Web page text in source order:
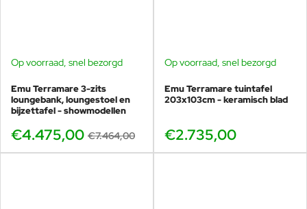
BUNDELKORTING
-40%
Op voorraad, snel bezorgd
Emu Terramare 3-zits
loungebank, loungestoel en
bijzettafel - showmodellen
€4.475,00 €7.464,00
Op voorraad, snel bezorgd
Emu Terramare tuintafel
203x103cm - keramisch blad
€2.735,00